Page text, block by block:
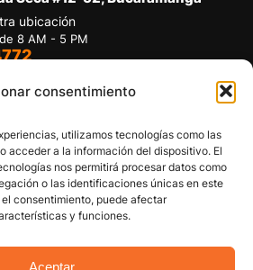
consentimiento
utilizamos tecnologías como las
acceder a la información del dispositivo. El
nos permitirá procesar datos como
o las identificaciones únicas en este
consentimiento, puede afectar
y funciones.
Aceptar
ubicación
8 AM - 5 PM
de privacidad
devoluciones y/o reembolsos